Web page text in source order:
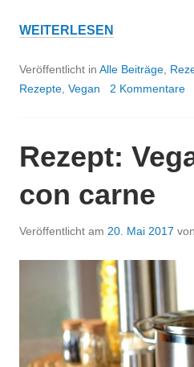
REZEPT:
BEETE
SUPPE
&
INGWER
WEITERLESEN
Veröffentlicht in Alle Beiträge
Rezepte Vegan 2 Kommentare
Rezept:
con carne
Veröffentlicht am 20. Mai 2017 von